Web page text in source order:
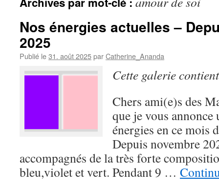
Nos énergies actuelles –
2025
Publié le31. août 2025parCatherine_Ananda
Cette galerie
Chers ami(e)s des
que je vous annonce
énergies en ce
Depuis novembre
accompagnés de la très forte
bleu,violet et vert. Pendant 9 …